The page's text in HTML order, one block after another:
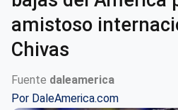
amistoso
Chivas
Fuente daleamerica
Por DaleAmerica.com